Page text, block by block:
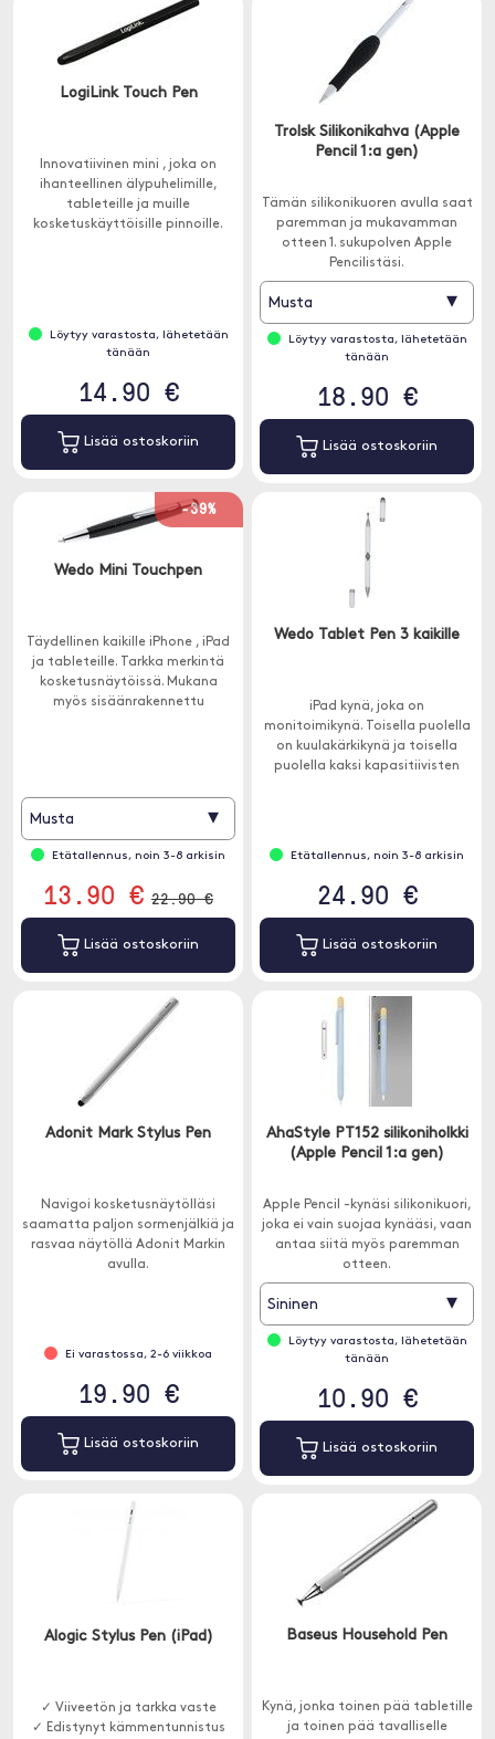
LogiLink Touch Pen
Innovatiivinen mini , joka on
ihanteellinen älypuhelimille,
tableteille ja muille
kosketuskäyttöisille pinnoille.
Löytyy varastosta, lähetetään
tänään
14.90 €
Lisää ostoskoriin
Trolsk Silikonikahva (Apple
Pencil 1:a gen)
Tämän silikonikuoren avulla saat
paremman ja mukavamman
otteen 1. sukupolven Apple
Pencilistäsi.
Musta ▾
Löytyy varastosta, lähetetään
tänään
18.90 €
Lisää ostoskoriin
-39%
Wedo Mini Touchpen
Täydellinen kaikille iPhone , iPad
ja tableteille. Tarkka merkintä
kosketusnäytöissä. Mukana
myös sisäänrakennettu
Musta ▾
Etätallennus, noin 3-8 arkisin
13.90 € 22.90 €
Lisää ostoskoriin
Wedo Tablet Pen 3 kaikille
iPad kynä, joka on
monitoimikynä. Toisella puolella
on kuulakärkikynä ja toisella
puolella kaksi kapasitiivisten
Etätallennus, noin 3-8 arkisin
24.90 €
Lisää ostoskoriin
Adonit Mark Stylus Pen
Navigoi kosketusnäytölläsi
saamatta paljon sormenjälkiä ja
rasvaa näytöllä Adonit Markin
avulla.
Ei varastossa, 2-6 viikkoa
19.90 €
Lisää ostoskoriin
AhaStyle PT152 silikoniholkki
(Apple Pencil 1:a gen)
Apple Pencil -kynäsi silikonikuori,
joka ei vain suojaa kynääsi, vaan
antaa siitä myös paremman
otteen.
Sininen ▾
Löytyy varastosta, lähetetään
tänään
10.90 €
Lisää ostoskoriin
Alogic Stylus Pen (iPad)
✓ Viiveetön ja tarkka vaste
✓ Edistynyt kämmentunnistus
Baseus Household Pen
Kynä, jonka toinen pää tabletille
ja toinen pää tavalliselle